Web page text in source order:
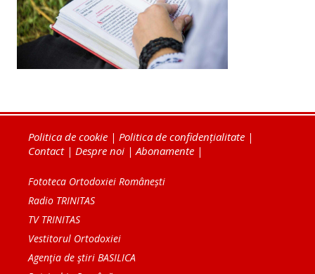
Politica de cookie | Politica de confidențialitate |
Contact| Despre noi | Abonamente |
Fototeca Ortodoxiei Românești
Radio TRINITAS
TV TRINITAS
Vestitorul Ortodoxiei
Agenţia de ştiri BASILICA